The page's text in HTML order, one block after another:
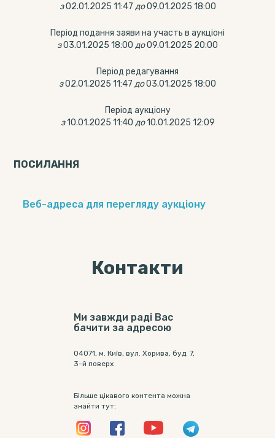
з 02.01.2025 11:47 до 09.01.2025 18:00
Період подання заяви на участь в аукціоні
з03.01.2025 18:00 до09.01.2025 20:00
Період редагування
з02.01.2025 11:47 до03.01.2025 18:00
Період аукціону
з 10.01.2025 11:40 до 10.01.2025 12:09
ПОСИЛАННЯ
Веб-адреса для перегляду аукціону
Контакти
Ми завжди раді Вас
бачити за адресою
04071, м. Київ, вул. Хорива, буд. 7,
3-й поверх
Більше цікавого контента можна
знайти тут: